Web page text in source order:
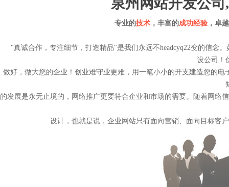
泉州网站开发公
专业的技术 ，丰富的成功经验 ，卓
"真诚合作，专注细节，打造精品"是我们永远不headcyq22变的信念。
设公司
做好，做大您的企业！创业难守业更难，用一笔小小的开支建造您的
的发展是永无止境的，网络推广更要符合企业和市场的需要。随着网络
设计，也就是说，企业网站只有面向营销、面向目标客